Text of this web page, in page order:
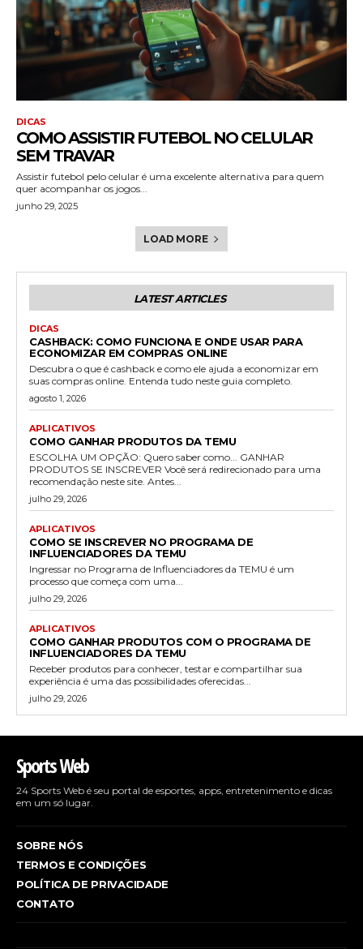
DICAS
COMO ASSISTIR FUTEBOL NO CELULAR
SEM TRAVAR
Assistir futebol pelo celular é uma excelente alternativa para quem
quer acompanhar os jogos...
junho 29, 2025
LOAD MORE
LATEST ARTICLES
DICAS
CASHBACK: COMO FUNCIONA E ONDE USAR PARA
ECONOMIZAR EM COMPRAS ONLINE
Descubra o que é cashback e como ele ajuda a economizar em
suas compras online. Entenda tudo neste guia completo.
agosto 1, 2026
APLICATIVOS
COMO GANHAR PRODUTOS DA TEMU
ESCOLHA UM OPÇÃO: Quero saber como... GANHAR
PRODUTOS SE INSCREVER Você será redirecionado para uma
recomendação neste site. Antes...
julho 29, 2026
APLICATIVOS
COMO SE INSCREVER NO PROGRAMA DE
INFLUENCIADORES DA TEMU
Ingressar no Programa de Influenciadores da TEMU é um
processo que começa com uma...
julho 29, 2026
APLICATIVOS
COMO GANHAR PRODUTOS COM O PROGRAMA DE
INFLUENCIADORES DA TEMU
Receber produtos para conhecer, testar e compartilhar sua
experiência é uma das possibilidades oferecidas...
julho 29, 2026
Sports Web
24 Sports Web é seu portal de esportes, apps, entretenimento e dicas
em um só lugar.
SOBRE NÓS
TERMOS E CONDIÇÕES
POLÍTICA DE PRIVACIDADE
CONTATO